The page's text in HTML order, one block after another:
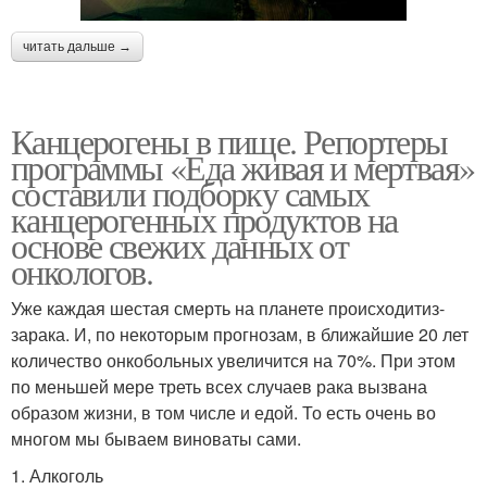
читать дальше →
Канцерогены в пище. Репортеры
программы «Еда живая и мертвая»
составили подборку самых
канцерогенных продуктов на
основе свежих данных от
онкологов.
Уже каждая шестая смерть на планете происходитиз-
зарака. И, по некоторым прогнозам, в ближайшие 20 лет
количество онкобольных увеличится на 70%. При этом
по меньшей мере треть всех случаев рака вызвана
образом жизни, в том числе и едой. То есть очень во
многом мы бываем виноваты сами.
1. Алкоголь